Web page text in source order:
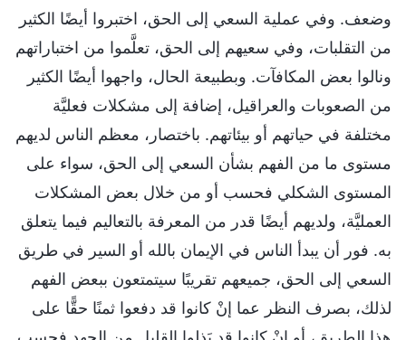
وضعف. وفي عملية السعي إلى الحق، اختبروا أيضًا الكثير
من التقلبات، وفي سعيهم إلى الحق، تعلَّموا من اختباراتهم
ونالوا بعض المكافآت. وبطبيعة الحال، واجهوا أيضًا الكثير
من الصعوبات والعراقيل، إضافة إلى مشكلات فعليَّة
مختلفة في حياتهم أو بيئاتهم. باختصار، معظم الناس لديهم
مستوى ما من الفهم بشأن السعي إلى الحق، سواء على
المستوى الشكلي فحسب أو من خلال بعض المشكلات
العمليَّة، ولديهم أيضًا قدر من المعرفة بالتعاليم فيما يتعلق
به. فور أن يبدأ الناس في الإيمان بالله أو السير في طريق
السعي إلى الحق، جميعهم تقريبًا سيتمتعون ببعض الفهم
لذلك، بصرف النظر عما إنْ كانوا قد دفعوا ثمنًا حقًّا على